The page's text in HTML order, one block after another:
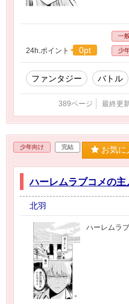
24h.ポイント 0pt
一
少
ファンタジー バトル
389ページ 最終更
少年向け 完結 お気に
ハーレムラブコメの
北羽
ハーレムラ